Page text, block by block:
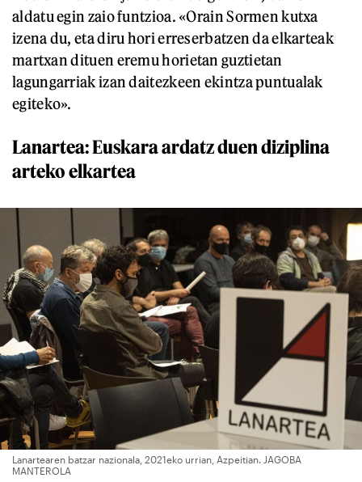
aldatu egin zaio funtzioa. «Orain Sormen kutxa
izena du, eta diru hori erreserbatzen da elkarteak
martxan dituen eremu horietan guztietan
lagungarriak izan daitezkeen ekintza puntualak
egiteko».
Lanartea: Euskara ardatz duen diziplina
arteko elkartea
Lanartearen batzar nazionala, 2021eko urrian, Azpeitian. JAGOBA
MANTEROLA